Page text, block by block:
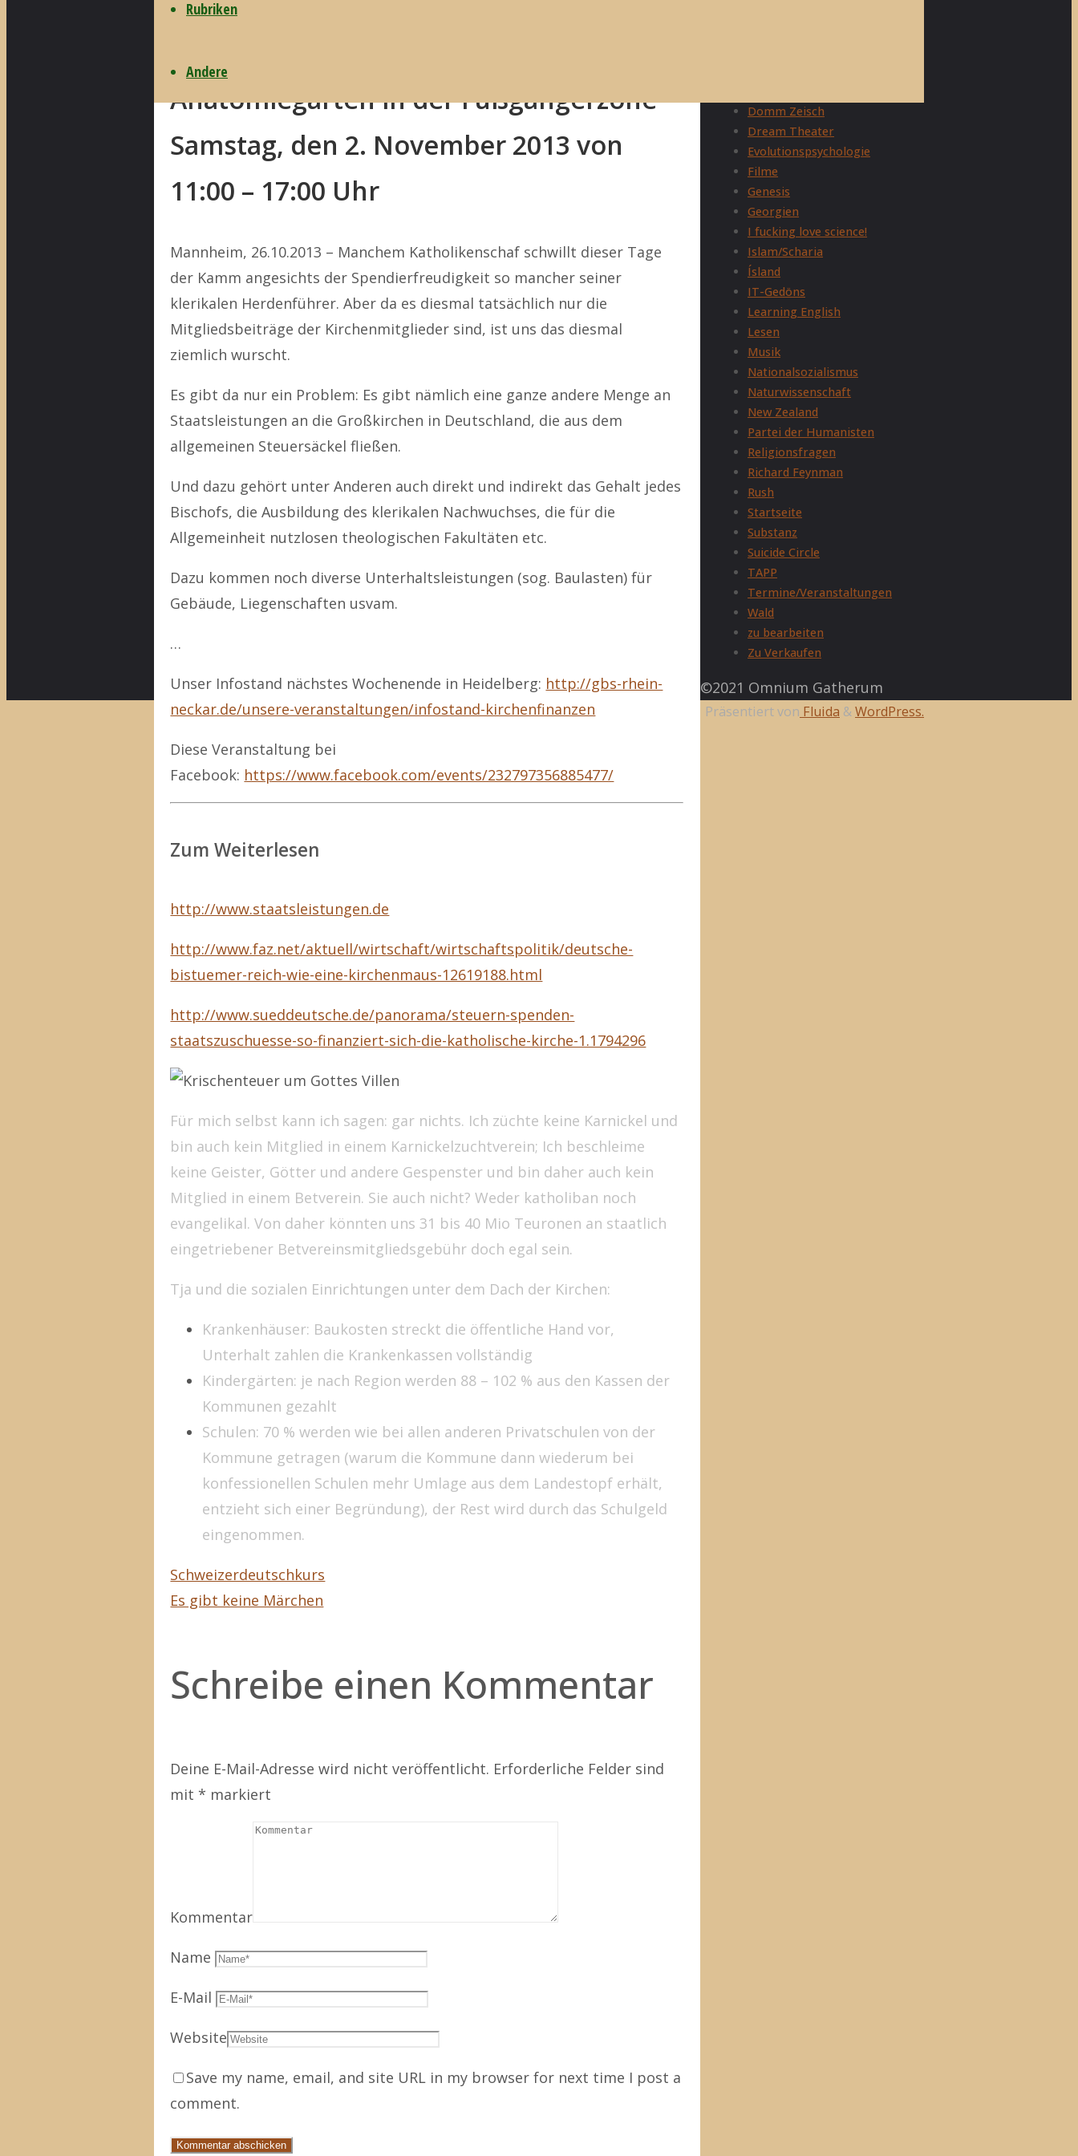
Rubriken
Andere
Anatomiegarten in der Fußgängerzone
Samstag, den 2. November 2013 von
11:00 – 17:00 Uhr
Mannheim, 26.10.2013 – Manchem Katholikenschaf schwillt dieser Tage
der Kamm angesichts der Spendierfreudigkeit so mancher seiner
klerikalen Herdenführer. Aber da es diesmal tatsächlich nur die
Mitgliedsbeiträge der Kirchenmitglieder sind, ist uns das diesmal
ziemlich wurscht.
Es gibt da nur ein Problem: Es gibt nämlich eine ganze andere Menge an
Staatsleistungen an die Großkirchen in Deutschland, die aus dem
allgemeinen Steuersäckel fließen.
Und dazu gehört unter Anderen auch direkt und indirekt das Gehalt jedes
Bischofs, die Ausbildung des klerikalen Nachwuchses, die für die
Allgemeinheit nutzlosen theologischen Fakultäten etc.
Dazu kommen noch diverse Unterhaltsleistungen (sog. Baulasten) für
Gebäude, Liegenschaften usvam.
…
Unser Infostand nächstes Wochenende in Heidelberg: http://gbs-rhein-
neckar.de/unsere-veranstaltungen/infostand-kirchenfinanzen
Diese Veranstaltung bei
Facebook: https://www.facebook.com/events/232797356885477/
Zum Weiterlesen
http://www.staatsleistungen.de
http://www.faz.net/aktuell/wirtschaft/wirtschaftspolitik/deutsche-
bistuemer-reich-wie-eine-kirchenmaus-12619188.html
http://www.sueddeutsche.de/panorama/steuern-spenden-
staatszuschuesse-so-finanziert-sich-die-katholische-kirche-1.1794296
Für mich selbst kann ich sagen: gar nichts. Ich züchte keine Karnickel und
bin auch kein Mitglied in einem Karnickelzuchtverein; Ich beschleime
keine Geister, Götter und andere Gespenster und bin daher auch kein
Mitglied in einem Betverein. Sie auch nicht? Weder katholiban noch
evangelikal. Von daher könnten uns 31 bis 40 Mio Teuronen an staatlich
eingetriebener Betvereinsmitgliedsgebühr doch egal sein.
Tja und die sozialen Einrichtungen unter dem Dach der Kirchen:
Krankenhäuser: Baukosten streckt die öffentliche Hand vor,
Unterhalt zahlen die Krankenkassen vollständig
Kindergärten: je nach Region werden 88 – 102 % aus den Kassen der
Kommunen gezahlt
Schulen: 70 % werden wie bei allen anderen Privatschulen von der
Kommune getragen (warum die Kommune dann wiederum bei
konfessionellen Schulen mehr Umlage aus dem Landestopf erhält,
entzieht sich einer Begründung), der Rest wird durch das Schulgeld
eingenommen.
Schweizerdeutschkurs
Es gibt keine Märchen
Schreibe einen Kommentar
Deine E-Mail-Adresse wird nicht veröffentlicht. Erforderliche Felder sind
mit * markiert
Kommentar
Name
E-Mail
Website
Save my name, email, and site URL in my browser for next time I post a
comment.
Domm Zeisch
Dream Theater
Evolutionspsychologie
Filme
Genesis
Georgien
I fucking love science!
Islam/Scharia
Ísland
IT-Gedöns
Learning English
Lesen
Musik
Nationalsozialismus
Naturwissenschaft
New Zealand
Partei der Humanisten
Religionsfragen
Richard Feynman
Rush
Startseite
Substanz
Suicide Circle
TAPP
Termine/Veranstaltungen
Wald
zu bearbeiten
Zu Verkaufen
©2021 Omnium Gatherum
Präsentiert von Fluida &WordPress.